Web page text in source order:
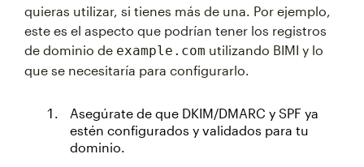
quieras utilizar, si tienes más de una. Por ejemplo,
este es el aspecto que podrían tener los registros
de dominio de example.com utilizando BIMI y lo
que se necesitaría para configurarlo.
Asegúrate de que DKIM/DMARC y SPF ya
estén configurados y validados para tu
dominio.